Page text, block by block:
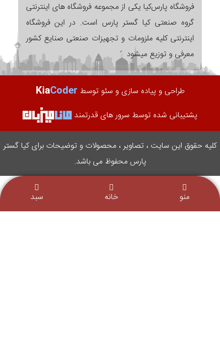
فروشگاه پارس‌کیا یکی از مجموعه فروشگاه های اینترنتی
گروه صنعتی کیا گستر پارس است. در این فروشگاه
اینترنتی کلیه ملزومات و تجهیزات صنعتی صنایع کشور
معرفی و توزیع میشود
طراحی و پیاده سازی و سئو توسط KiaCoder
پشتیبانی شده توسط سرور های قدرتمند
کلیه حقوق این سایت ، تصاویر ، محصولات و توضیحات برای کیا گستر
پارس محفوظ می باشد.
منو خانه سبد